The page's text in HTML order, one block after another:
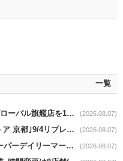
一覧
ユニクロnews｜京都･河原町通りにグローバル旗艦店を11/6開設 (2026.08.07)
ロフトnews｜新生｢モマ デザインストア 京都｣9/4リプレイスオープン (2026.08.07)
関西フードマーケットnews｜関西スーパーデイリーマート蒲生店8/7改装 (2026.08.07)